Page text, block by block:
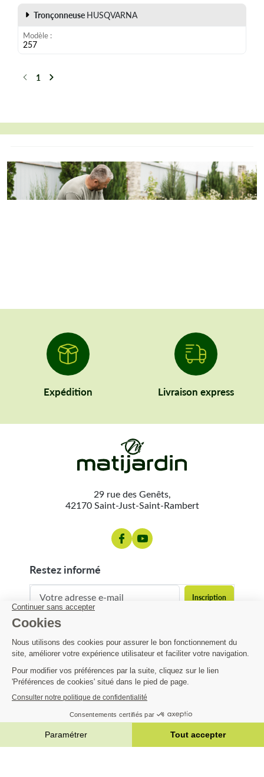
5,99 €
  AJOUTER AU PANIER
Tronçonneuse HUSQVARNA
Modèle
257
Précédent
1 Suivant
Expédition Livraison express
29 rue des Genêts,
42170 Saint-Just-Saint-Rambert
restez informé
contact@matijardin.fr 04 81 120 120
Matijardin
Infos pratiques
|Réalisation